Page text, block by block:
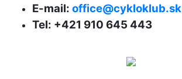
E-mail: office@cykloklub.sk
Tel: +421 910 645 443